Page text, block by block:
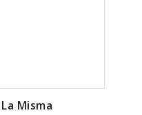
Misma